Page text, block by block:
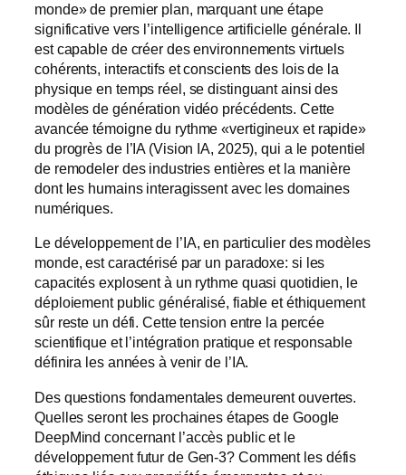
monde» de premier plan, marquant une étape
significative vers l’intelligence artificielle générale. Il
est capable de créer des environnements virtuels
cohérents, interactifs et conscients des lois de la
physique en temps réel, se distinguant ainsi des
modèles de génération vidéo précédents. Cette
avancée témoigne du rythme «vertigineux et rapide»
du progrès de l’IA (Vision IA, 2025), qui a le potentiel
de remodeler des industries entières et la manière
dont les humains interagissent avec les domaines
numériques.
Le développement de l’IA, en particulier des modèles
monde, est caractérisé par un paradoxe: si les
capacités explosent à un rythme quasi quotidien, le
déploiement public généralisé, fiable et éthiquement
sûr reste un défi. Cette tension entre la percée
scientifique et l’intégration pratique et responsable
définira les années à venir de l’IA.
Des questions fondamentales demeurent ouvertes.
Quelles seront les prochaines étapes de Google
DeepMind concernant l’accès public et le
développement futur de Gen-3? Comment les défis